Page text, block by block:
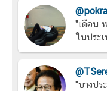
"เดือน
ในประ
"บางป